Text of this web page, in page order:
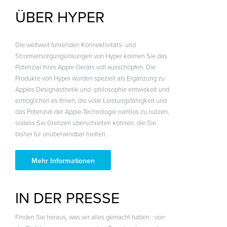
ÜBER HYPER
Die weltweit führenden Konnektivitäts- und
Stromversorgungslösungen von Hyper können Sie das
Potenzial Ihres Apple-Geräts voll ausschöpfen. Die
Produkte von Hyper wurden speziell als Ergänzung zu
Apples Designästhetik und -philosophie entwickelt und
ermöglichen es Ihnen, die volle Leistungsfähigkeit und
das Potenzial der Apple-Technologie nahtlos zu nutzen,
sodass Sie Grenzen überschreiten können, die Sie
bisher für unüberwindbar hielten.
Mehr Informationen
IN DER PRESSE
Finden Sie heraus, was wir alles gemacht haben - von